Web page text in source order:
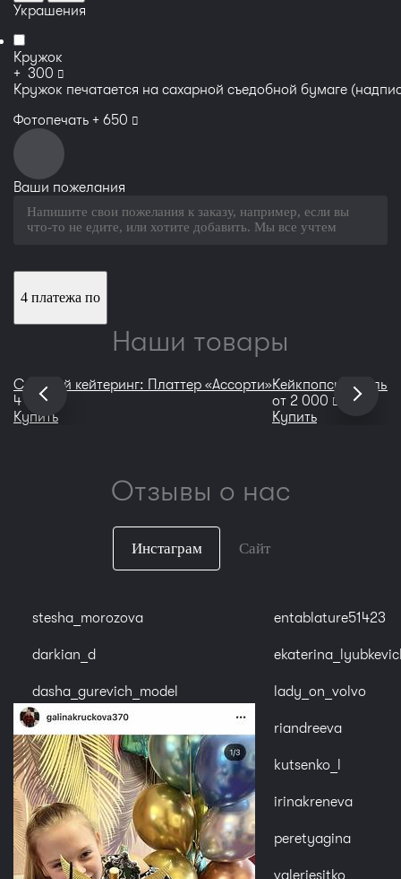
Украшения
Кружок
+ 300 руб
Кружок печатается на сахарной съедобной бумаге
Фотопечать + 650 руб
Ваши пожелания
4 платежа по
Наши товары
Сладкий кейтеринг: Платтер «Ассорти»
4 400
Купить
Кейкпопсы с
от 2 000
руб
Купить
Отзывы о нас
Инстаграм Сайт
stesha_morozova
darkian_d
dasha_gurevich_model
entablature51423
lady_on_volvo
riandreeva
kutsenko_l
irinakreneva
peretyagina
valeriesitko